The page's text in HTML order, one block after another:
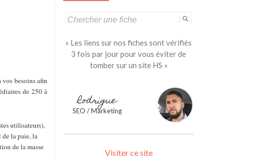
besoins afin
de 250 à
utilisateurs),
de la paie, la
de la masse
Search
« Les liens sur nos fiches sont vérifiés
3 fois par jour pour vous éviter de
tomber sur un site HS »
Rodrigue
SEO / Marketing
Visiter ce site